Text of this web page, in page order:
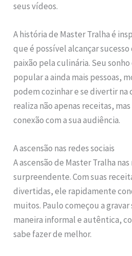
seus vídeos.
A história de Master Tralha é
que é possível alcançar sucesso
paixão pela culinária. Seu
popular a ainda mais pessoas,
podem cozinhar e se divertir na
realiza não apenas receitas,
conexão com a sua audiência.
A ascensão nas redes sociais
A ascensão de Master Tralha
surpreendente. Com suas
divertidas, ele rapidamente
muitos. Paulo começou a
maneira informal e autêntica,
sabe fazer de melhor.